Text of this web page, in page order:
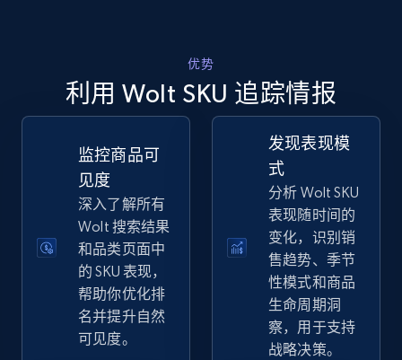
Seller id, URL, Seller name, Description, Detailed
info, Stars, Feedbacks, Return policy, and more.
立即开始
URL, Product id, Title, Seller name, Seller rating,
Seller reviews, Breadcrumbs, Root category, and
more.
2.5K+ 立即开始
优势
利用 Wolt SKU 追踪情报
监控商品可
见度
深入了解所有
Wolt 搜索结果
和品类页面中
的 SKU 表现，
帮助你优化排
名并提升自然
可见度。
发现表现模
式
分析 Wolt SKU
表现随时间的
变化，识别销
售趋势、季节
性模式和商品
生命周期洞
察，用于支持
战略决策。